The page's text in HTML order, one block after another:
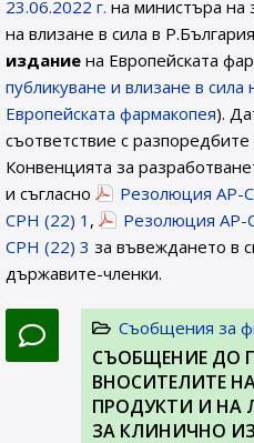
23.06.2022 г. на министъра на
на влизане в сила в
издание на Европейската
публикуване и влизане в
Европейската фармакопея).
съответствие с
Конвенцията за
и съгласно
Резолюция AP-
CPH (22) 1 , Резолюция AP-
CPH (22) 3 за въвеждането в
държавите-членки.
Съобщения за
СЪОБЩЕНИЕ ДО
ВНОСИТЕЛИТЕ
ПРОДУКТИ И НА
ЗА КЛИНИЧНО